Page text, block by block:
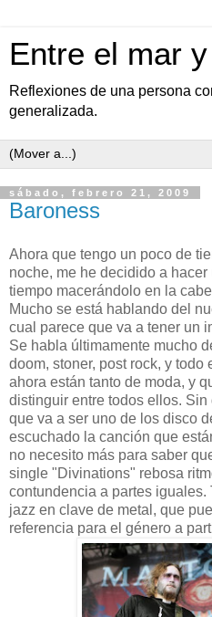
Entre el mar
Reflexiones de una persona
generalizada.
sábado, febrero 21, 2009
Baroness
Ahora que tengo un poco de
noche, me he decidido a
tiempo macerándolo en la
Mucho se está hablando del
cual parece que va a tener un
Se habla últimamente mucho
doom, stoner, post rock, y
ahora están tanto de moda, y
distinguir entre todos ellos.
que va a ser uno de los disco
escuchado la canción que
no necesito más para saber
single "Divinations" rebosa
contundencia a partes
jazz en clave de metal, que
referencia para el género a